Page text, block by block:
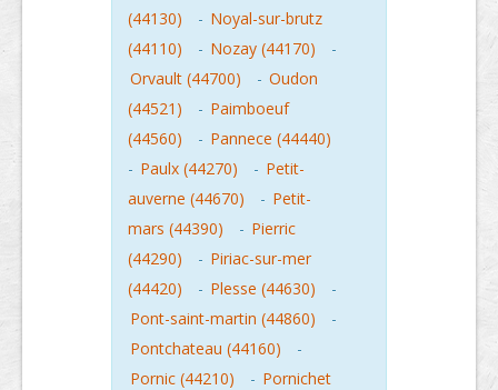
(44130)
- Noyal-sur-brutz
(44110)
- Nozay (44170)
-
Orvault (44700)
- Oudon
(44521)
- Paimboeuf
(44560)
- Pannece (44440)
- Paulx (44270) - Petit-
auverne (44670)
- Petit-
mars (44390)
- Pierric
(44290)
- Piriac-sur-mer
(44420)
- Plesse (44630)
-
Pont-saint-martin (44860)
-
Pontchateau (44160)
-
Pornic (44210)
- Pornichet